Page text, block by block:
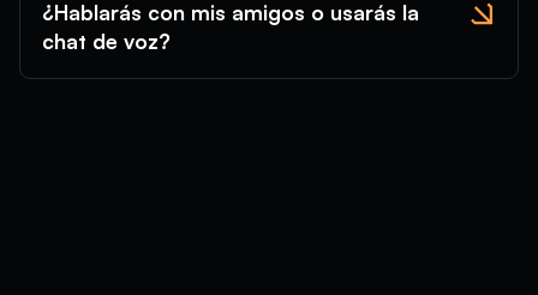
¿Hablarás con mis amigos o usarás la
chat de voz?